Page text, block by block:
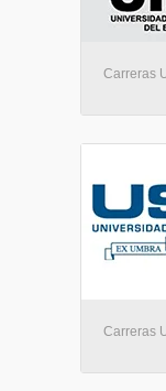
esta
de
Carreras
Carreras